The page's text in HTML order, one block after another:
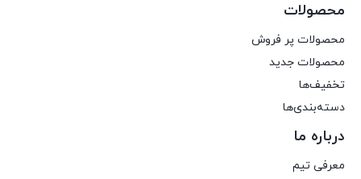
محصولات
محصولات پر فروش
محصولات جدید
تخفیف‌ها
دسته‌بندی‌ها
درباره ما
معرفی تیم